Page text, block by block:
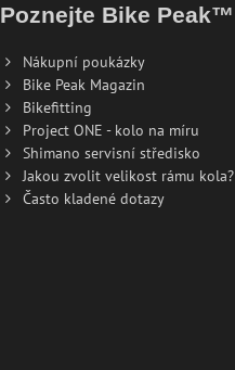
Poznejte Bike Peak™
Nákupní poukázky
Bike Peak Magazin
Bikefitting
Project ONE - kolo na míru
Shimano servisní středisko
Jakou zvolit velikost rámu kola?
Často kladené dotazy